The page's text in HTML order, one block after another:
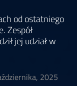
od ostatniego
Zespół
jej udział w
2025